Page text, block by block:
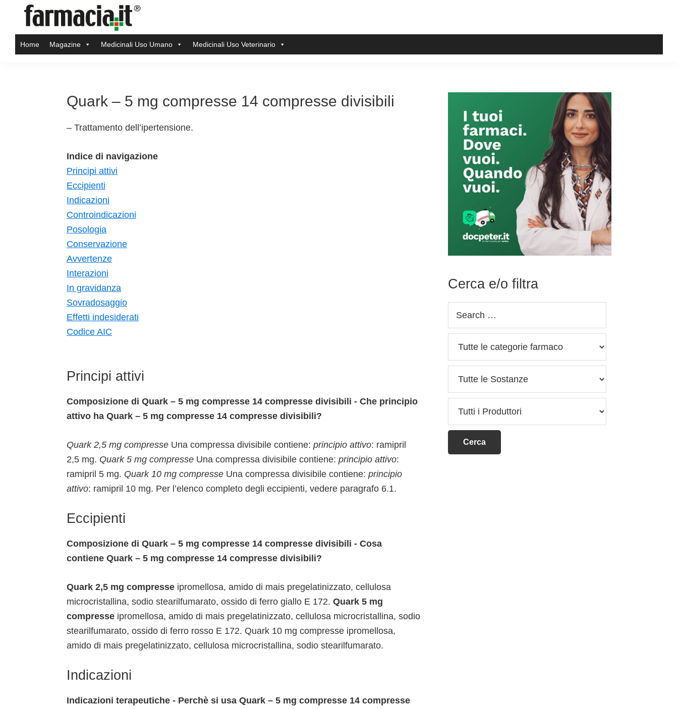
primary
main
primary
footerFarmacia.it
magazine
Home Magazine Medicinali Uso Umano Medicinali Uso Veterinario
Quark – 5 mg compresse 14 compresse divisibili
– Trattamento dell’ipertensione.
Indice di navigazione
Principi attivi
Eccipienti
Indicazioni
Controindicazioni
Posologia
Conservazione
Avvertenze
Interazioni
In gravidanza
Sovradosaggio
Effetti indesiderati
Codice AIC
Principi attivi
Composizione di Quark – 5 mg compresse 14 compresse divisibili - Che principio
attivo ha Quark – 5 mg compresse 14 compresse divisibili?
Quark 2,5 mg compresse Una compressa divisibile contiene: principio attivo: ramipril
2,5 mg. Quark 5 mg compresse Una compressa divisibile contiene: principio attivo:
ramipril 5 mg. Quark 10 mg compresse Una compressa divisibile contiene: principio
attivo: ramipril 10 mg. Per l’elenco completo degli eccipienti, vedere paragrafo 6.1.
Eccipienti
Composizione di Quark – 5 mg compresse 14 compresse divisibili - Cosa
contiene Quark – 5 mg compresse 14 compresse divisibili?
Quark 2,5 mg compresse ipromellosa, amido di mais pregelatinizzato, cellulosa
microcristallina, sodio stearilfumarato, ossido di ferro giallo E 172. Quark 5 mg
compresse ipromellosa, amido di mais pregelatinizzato, cellulosa microcristallina, sodio
stearilfumarato, ossido di ferro rosso E 172. Quark 10 mg compresse ipromellosa,
amido di mais pregelatinizzato, cellulosa microcristallina, sodio stearilfumarato.
Indicazioni
Indicazioni terapeutiche - Perchè si usa Quark – 5 mg compresse 14 compresse
Sidebar
Cerca e/o filtra